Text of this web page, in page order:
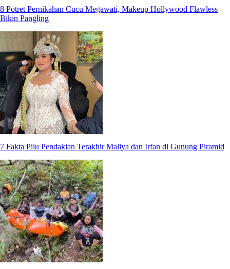
8 Potret Pernikahan Cucu Megawati, Makeup Hollywood Flawless
Bikin Pangling
7 Fakta Pilu Pendakian Terakhir Maliya dan Irfan di Gunung Piramid